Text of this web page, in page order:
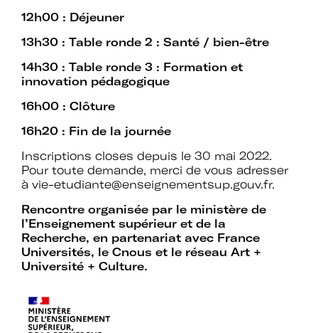
Profiter de temps de rencontre et
politiques culturelles dans les
établissements et avec des
Faire partie d’un réseau qui assure
réseaux professionnels, le ministère de
l’Enseignement supérieur et de la
Recherche, le ministère de la Culture
et France Universités.
Participer à des actions collectives qui
permettent de faire progresser la
connaissance et la mise en œuvre des
12h00 : Déjeuner
13h30 : Table ronde 2 : Santé / bien-être
14h30 : Table ronde 3 : Formation et
innovation pédagogique
16h00 : Clôture
16h20 : Fin de la journée
Inscriptions closes depuis le 30 mai 2022.
Pour toute demande, merci de vous adresser
à vie-etudiante@enseignementsup.gouv.fr.
Rencontre organisée par le ministère de
l’Enseignement supérieur et de la
Recherche, en partenariat avec France
Universités, le Cnous et le réseau Art +
Université + Culture.